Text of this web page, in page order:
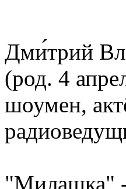
Дми́трий
(род. 4
шоумен,
"Милашка"